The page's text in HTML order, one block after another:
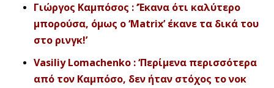
Γιώργος Καμπόσος : ‘Έκανα ότι καλύτερο
μπορούσα, όμως ο ‘Μatrix’ έκανε τα δικά του
στο ρινγκ!’
Vasiliy Lomachenko : ‘Περίμενα περισσότερα
από τον Καμπόσο, δεν ήταν στόχος το νοκ